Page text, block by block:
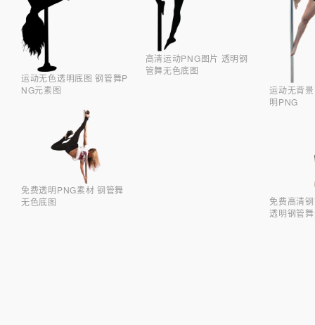
运动无色透明底图 钢管舞P
NG元素图
免费透明PNG素材 钢管舞
无色底图
高清运动PNG图片 透明钢
管舞无色底图
运动无背
明PNG
免费高清
透明钢管